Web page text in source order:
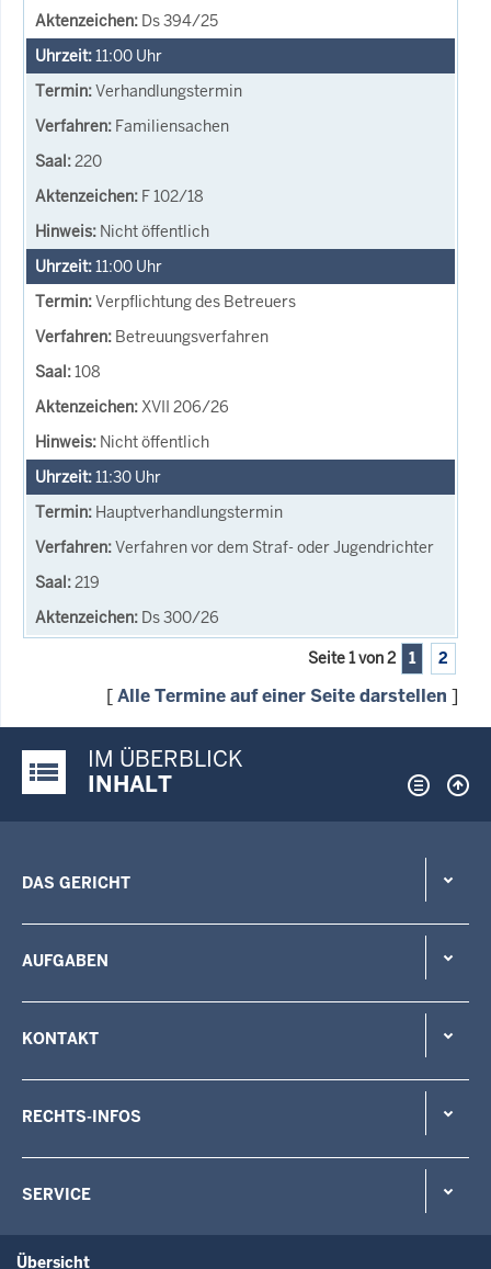
Ds 394/25
11:00 Uhr
Verhandlungstermin
Familiensachen
220
F 102/18
Nicht öffentlich
11:00 Uhr
Verpflichtung des Betreuers
Betreuungsverfahren
108
XVII 206/26
Nicht öffentlich
11:30 Uhr
Hauptverhandlungstermin
Verfahren vor dem Straf- oder Jugendrichter
219
Ds 300/26
Seite 1 von 2 1 2
[Alle Termine auf einer Seite darstellen ]
Justiz-Portal im Überblick:
IM ÜBERBLICK
INHALT
DAS GERICHT
AUFGABEN
KONTAKT
RECHTS-INFOS
SERVICE
Übersicht